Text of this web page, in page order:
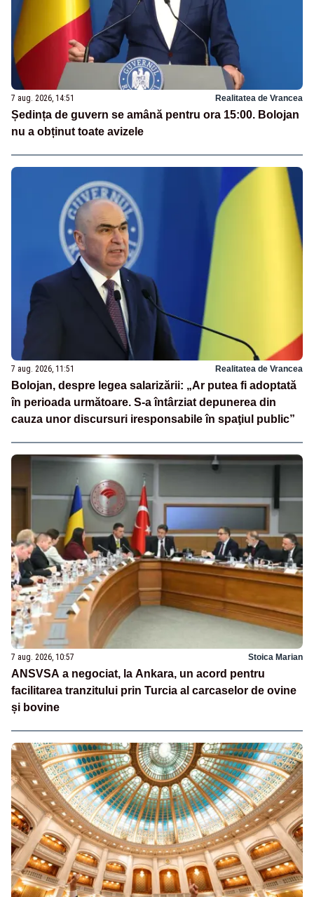
7 aug. 2026, 14:51 Realitatea de Vrancea
Ședința de guvern se amână pentru ora 15:00. Bolojan
nu a obținut toate avizele
7 aug. 2026, 11:51 Realitatea de Vrancea
Bolojan, despre legea salarizării: „Ar putea fi adoptată
în perioada următoare. S-a întârziat depunerea din
cauza unor discursuri iresponsabile în spaţiul public”
7 aug. 2026, 10:57 Stoica Marian
ANSVSA a negociat, la Ankara, un acord pentru
facilitarea tranzitului prin Turcia al carcaselor de ovine
și bovine